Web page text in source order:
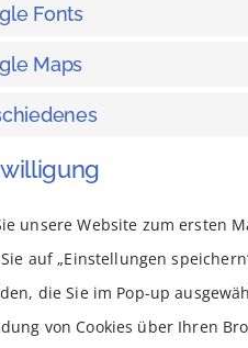
Fonts
Maps
unsere Website zum ersten
auf „Einstellungen
die Sie im Pop-up
von Cookies über Ihren